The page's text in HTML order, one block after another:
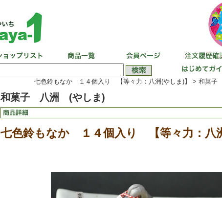
七色鈴もなか １４個入り 【等々力：八洲(やしま)】 > 和菓子
和菓子 八洲 (やしま)
七色鈴もなか １４個入り 【等々力：八